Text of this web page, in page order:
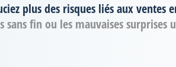
plus des risques liés aux ventes
sans fin ou les mauvaises surprises